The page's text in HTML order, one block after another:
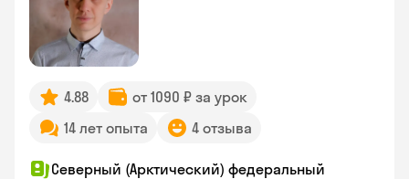
4.88
от 1090 ₽ за урок
14 лет опыта
4 отзыва
Северный (Арктический) федеральный